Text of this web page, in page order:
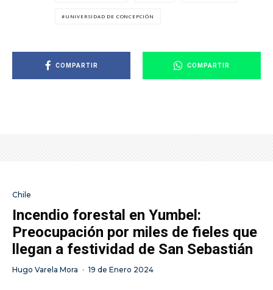
UNIVERSIDAD DE CONCEPCIÓN
COMPARTIR COMPARTIR
Chile
Incendio forestal en Yumbel:
Preocupación por miles de fieles que
llegan a festividad de San Sebastián
Hugo Varela Mora · 19 de Enero 2024